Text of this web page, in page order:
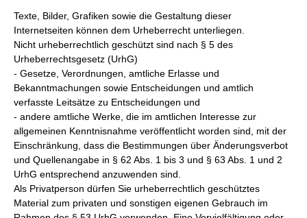
Texte, Bilder, Grafiken sowie die Gestaltung dieser
Internetseiten können dem Urheberrecht unterliegen.
Nicht urheberrechtlich geschützt sind nach § 5 des
Urheberrechtsgesetz (UrhG)
- Gesetze, Verordnungen, amtliche Erlasse und
Bekanntmachungen sowie Entscheidungen und amtlich
verfasste Leitsätze zu Entscheidungen und
- andere amtliche Werke, die im amtlichen Interesse zur
allgemeinen Kenntnisnahme veröffentlicht worden sind, mit der
Einschränkung, dass die Bestimmungen über Änderungsverbot
und Quellenangabe in § 62 Abs. 1 bis 3 und § 63 Abs. 1 und 2
UrhG entsprechend anzuwenden sind.
Als Privatperson dürfen Sie urheberrechtlich geschütztes
Material zum privaten und sonstigen eigenen Gebrauch im